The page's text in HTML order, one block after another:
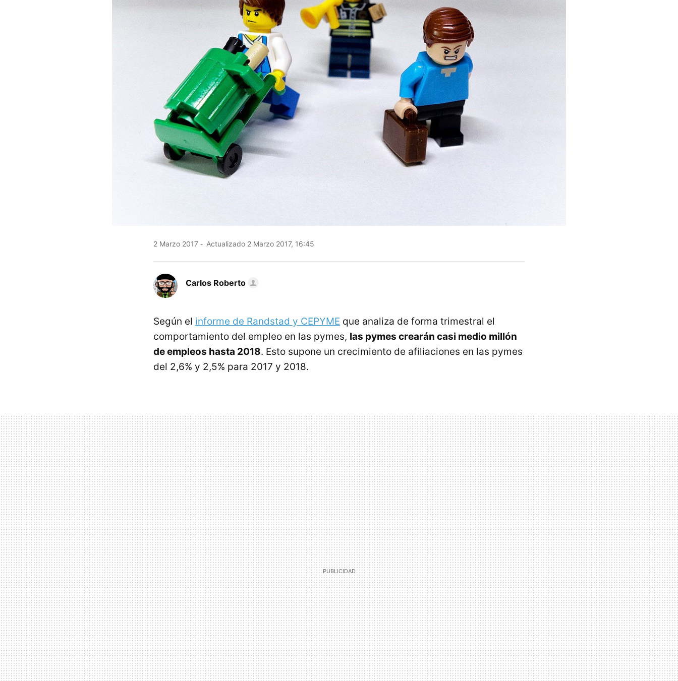
2 Marzo 2017 Actualizado 2 Marzo 2017, 16:45
Carlos Roberto
Según el informe de Randstad y CEPYME que analiza de forma trimestral el
comportamiento del empleo en las pymes, las pymes crearán casi medio millón
de empleos hasta 2018. Esto supone un crecimiento de afiliaciones en las pymes
del 2,6% y 2,5% para 2017 y 2018.